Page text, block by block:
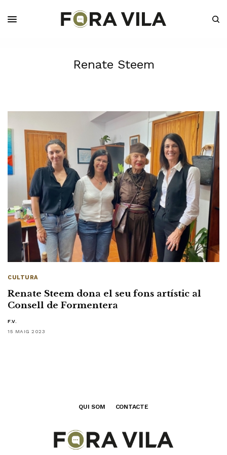
Renate Steem
CULTURA
Renate Steem dona el seu fons artístic al
Consell de Formentera
F.V.
15 MAIG 2023
QUI SOM CONTACTE